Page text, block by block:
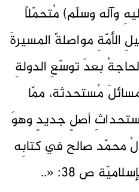
وآله وسلّم) مُتحمّلاً
الأمّةِ مواصلةً المسيرةَ
بعدَ توسّعِ الدولةِ
مُستحدثة، ممّا
أصلٍ جديدٍ وهوَ
محمّد صالح في كتابِه
الاجتهادُ في الشريعةِ الإسلاميّة ص 38: «..